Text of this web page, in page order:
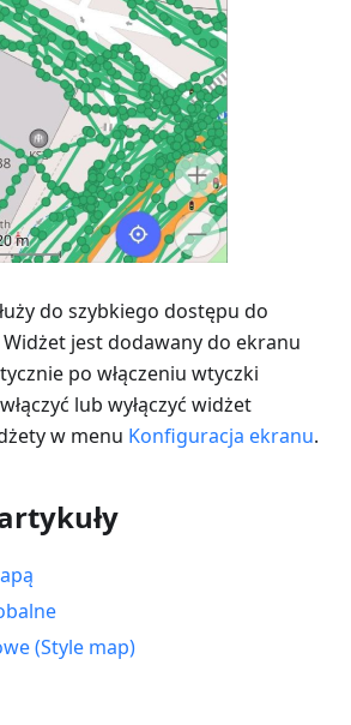
do szybkiego dostępu do
jest dodawany do ekranu
po włączeniu wtyczki
lub wyłączyć widżet
w menu Konfiguracja ekranu.
(Style map)